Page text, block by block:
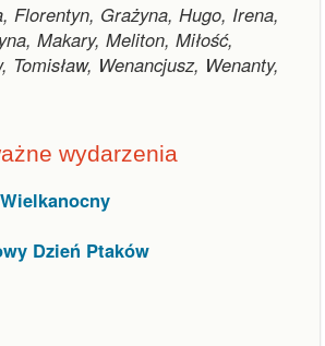
Florentyn, Grażyna, Hugo, Irena,
Makary, Meliton, Miłość,
Tomisław, Wenancjusz, Wenanty,
wydarzenia
Dzień Ptaków